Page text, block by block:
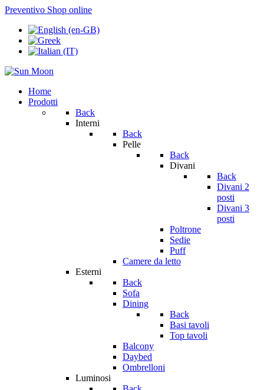
Preventivo Shop online
Home
Prodotti
Back
Interni
Back
Pelle
Back
Divani
Back
Divani 2
posti
Divani 3
posti
Poltrone
Sedie
Puff
Camere da letto
Esterni
Back
Sofa
Dining
Back
Basi tavoli
Top tavoli
Balcony
Daybed
Ombrelloni
Luminosi